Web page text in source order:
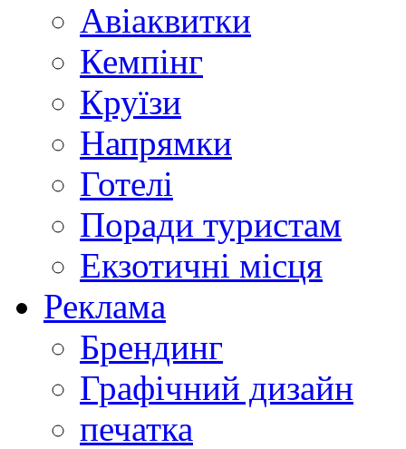
Авіаквитки
Кемпінг
Круїзи
Напрямки
Готелі
Поради туристам
Екзотичні місця
Реклама
Брендинг
Графічний дизайн
печатка